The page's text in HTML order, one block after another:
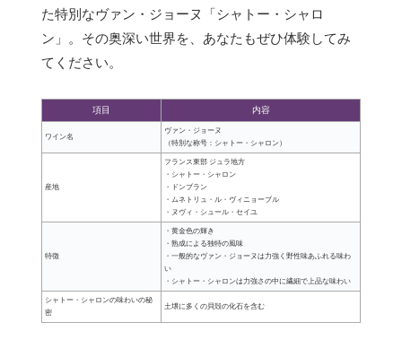
た特別なヴァン・ジョーヌ「シャトー・シャロ
ン」。その奥深い世界を、あなたもぜひ体験してみ
てください。
項目 内容
ワイン名
ヴァン・ジョーヌ
（特別な称号：シャトー・シャロン）
産地
フランス東部 ジュラ地方
・シャトー・シャロン
・ドンブラン
・ムネトリュ・ル・ヴィニョーブル
・ヌヴィ・シュール・セイユ
特徴
・黄金色の輝き
・熟成による独特の風味
・一般的なヴァン・ジョーヌは力強く野性味あふれる味わ
い
・シャトー・シャロンは力強さの中に繊細で上品な味わい
シャトー・シャロンの味わいの秘
密
土壌に多くの貝殻の化石を含む